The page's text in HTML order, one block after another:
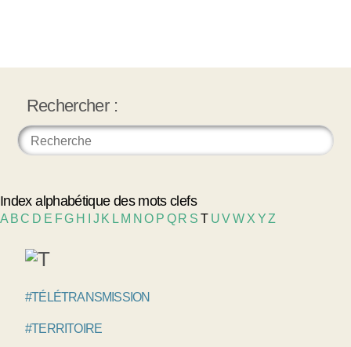
Rechercher :
Index alphabétique des mots clefs
A BC D E FG H J K L M NO P Q R S T UVW X YZ
#TÉLÉTRANSMISSION
#TERRITOIRE